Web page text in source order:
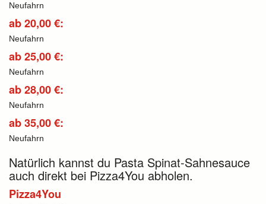
Neufahrn
ab 20,00 €:
Neufahrn
ab 25,00 €:
Neufahrn
ab 28,00 €:
Neufahrn
ab 35,00 €:
Neufahrn
Natürlich kannst du Pasta Spinat-Sahnesauce
auch direkt bei Pizza4You abholen.
Pizza4You